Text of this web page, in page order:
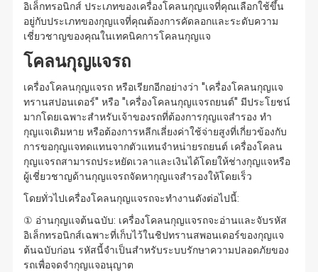
อิเล็กทรอนิกส์ ประเภทของเครื่องโคลนกุญแจที่คุณเลือกใช้ขึ้น
อยู่กับประเภทของกุญแจที่คุณต้องการคัดลอกและระดับความ
เชี่ยวชาญของคุณในเทคนิคการโคลนกุญแจ
โคลนกุญแจรถ
เครื่องโคลนกุญแจรถ หรือเรียกอีกอย่างว่า "เครื่องโคลนกุญแจ
ทรานสปอนเดอร์" หรือ "เครื่องโคลนกุญแจรถยนต์" มีประโยชน์
มากโดยเฉพาะสำหรับเจ้าของรถที่ต้องการกุญแจสำรอง ทำ
กุญแจเดิมหาย หรือต้องการหลีกเลี่ยงค่าใช้จ่ายสูงที่เกี่ยวข้องกับ
การขอกุญแจทดแทนจากตัวแทนจำหน่ายรถยนต์ เครื่องโคลน
กุญแจรถสามารถประหยัดเวลาและเงินได้โดยให้ช่างกุญแจหรือ
ผู้เชี่ยวชาญด้านกุญแจรถจัดหากุญแจสำรองให้โดยเร็ว
โดยทั่วไปเครื่องโคลนกุญแจรถจะทำงานดังต่อไปนี้:
① อ่านกุญแจต้นฉบับ: เครื่องโคลนกุญแจรถจะอ่านและจับรหัส
อิเล็กทรอนิกส์เฉพาะที่เก็บไว้ในชิปทรานสพอนเดอร์ของกุญแจ
ต้นฉบับก่อน รหัสนี้จำเป็นสำหรับระบบรักษาความปลอดภัยของ
รถเพื่อจดจำกุญแจอนุญาต